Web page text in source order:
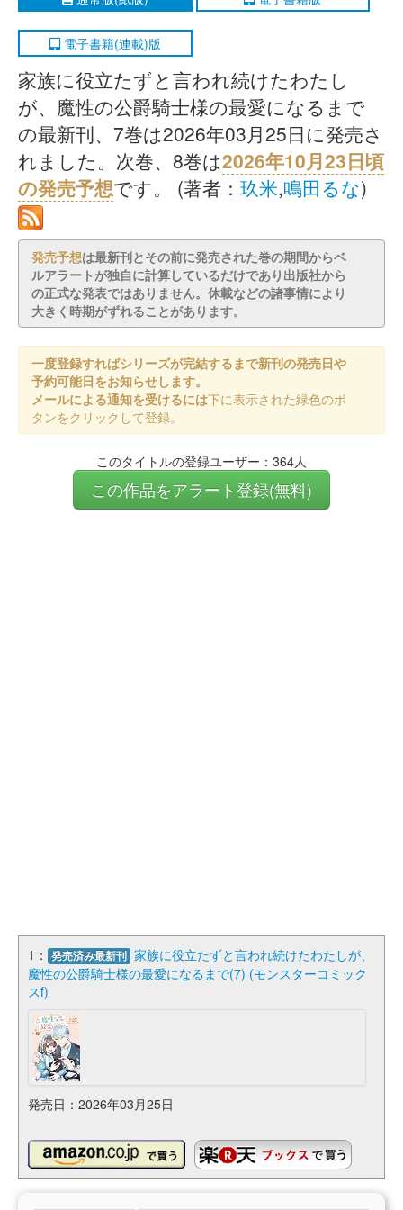
電子書籍(連載)版
家族に役立たずと言われ続けたわたし
が、魔性の公爵騎士様の最愛になるまで
の最新刊、7巻は2026年03月25日に発売さ
れました。次巻、8巻は2026年10月23日頃
の発売予想です。 (著者： 玖米,鳴田るな)
発売予想は最新刊とその前に発売された巻の期間からベ
ルアラートが独自に計算しているだけであり出版社から
の正式な発表ではありません。休載などの諸事情により
大きく時期がずれることがあります。
一度登録すればシリーズが完結するまで新刊の発売日や
予約可能日をお知らせします。
メールによる通知を受けるには下に表示された緑色のボ
タンをクリックして登録。
このタイトルの登録ユーザー：364人
この作品をアラート登録(無料)
1： 発売済み最新刊 家族に役立たずと言われ続けたわたしが、
魔性の公爵騎士様の最愛になるまで(7) (モンスターコミック
スf)
発売日：2026年03月25日